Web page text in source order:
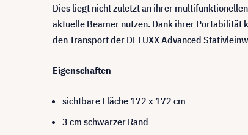
Dies liegt nicht zuletzt an ihrer
aktuelle Beamer nutzen. Dank ihrer Portabilität
den Transport der DELUXX Advanced
Eigenschaften
sichtbare Fläche 172 x 172 cm
3 cm schwarzer Rand